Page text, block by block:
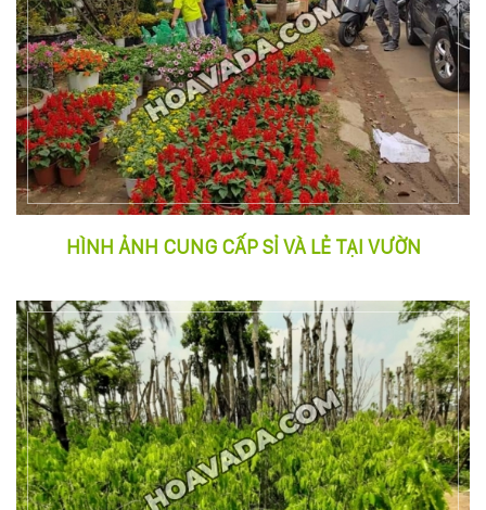
Nguyễn
Hữu
Thọ
-
Cẩm
Lệ
-
Đà
nẵng
168
Võ
Chí
Công
-
Hòa
Quý
-
TP.
Đà
HÌNH ẢNH CUNG CẤP SỈ VÀ LẺ TẠI VƯỜN